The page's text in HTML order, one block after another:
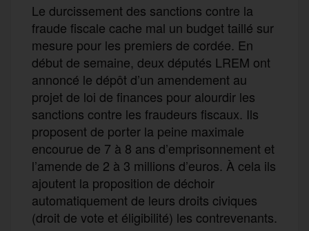
Le durcissement des sanctions contre la
fraude fiscale cache mal un budget taillé sur
mesure pour les premiers de cordée. En
début de semaine, deux députés LREM ont
annoncé le dépôt d’un amendement au
projet de loi de finances pour alourdir les
sanctions contre les fraudeurs fiscaux. Ils
proposent de porter la peine maximale
encourue de 7 à 8 ans d’emprisonnement et
l’amende de 2 à 3 millions d’euros. À cela ils
ajoutent la proposition de déchoir
automatiquement de leurs droits civiques
(droit de vote et éligibilité) les contrevenants.